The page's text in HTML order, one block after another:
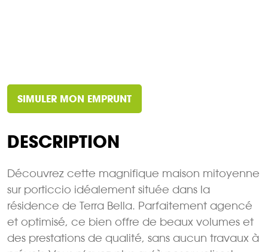
SIMULER MON EMPRUNT
DESCRIPTION
Découvrez cette magnifique maison mitoyenne
sur porticcio idéalement située dans la
résidence de Terra Bella. Parfaitement agencé
et optimisé, ce bien offre de beaux volumes et
des prestations de qualité, sans aucun travaux à